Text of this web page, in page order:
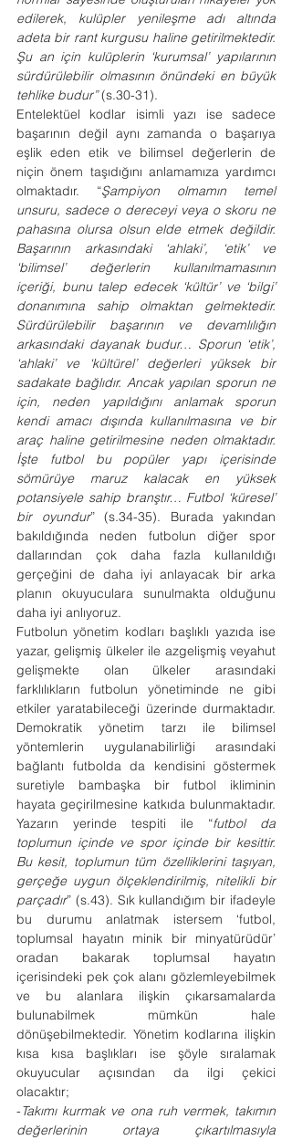
edilerek, kulüpler yenileşme adı altında
adeta bir rant kurgusu haline getirilmektedir.
Şu an için kulüplerin ‘kurumsal’ yapılarının
sürdürülebilir olmasının önündeki en büyük
tehlike budur” (s.30-31).
Entelektüel kodlar isimli yazı ise sadece
başarının değil aynı zamanda o başarıya
eşlik eden etik ve bilimsel değerlerin de
niçin önem taşıdığını anlamamıza yardımcı
olmaktadır. “Şampiyon olmamın temel
unsuru, sadece o dereceyi veya o skoru ne
pahasına olursa olsun elde etmek değildir.
Başarının arkasındaki ‘ahlaki’, ‘etik’ ve
‘bilimsel’ değerlerin kullanılmamasının
içeriği, bunu talep edecek ‘kültür’ ve ‘bilgi’
donanımına sahip olmaktan gelmektedir.
Sürdürülebilir başarının ve devamlılığın
arkasındaki dayanak budur… Sporun ‘etik’,
‘ahlaki’ ve ‘kültürel’ değerleri yüksek bir
sadakate bağlıdır. Ancak yapılan sporun ne
için, neden yapıldığını anlamak sporun
kendi amacı dışında kullanılmasına ve bir
araç haline getirilmesine neden olmaktadır.
İşte futbol bu popüler yapı içerisinde
sömürüye maruz kalacak en yüksek
potansiyele sahip branştır… Futbol ‘küresel’
bir oyundur” (s.34-35). Burada yakından
bakıldığında neden futbolun diğer spor
dallarından çok daha fazla kullanıldığı
gerçeğini de daha iyi anlayacak bir arka
planın okuyuculara sunulmakta olduğunu
daha iyi anlıyoruz.
Futbolun yönetim kodları başlıklı yazıda ise
yazar, gelişmiş ülkeler ile azgelişmiş veyahut
gelişmekte olan ülkeler arasındaki
farklılıkların futbolun yönetiminde ne gibi
etkiler yaratabileceği üzerinde durmaktadır.
Demokratik yönetim tarzı ile bilimsel
yöntemlerin uygulanabilirliği arasındaki
bağlantı futbolda da kendisini göstermek
suretiyle bambaşka bir futbol ikliminin
hayata geçirilmesine katkıda bulunmaktadır.
Yazarın yerinde tespiti ile “futbol da
toplumun içinde ve spor içinde bir kesittir.
Bu kesit, toplumun tüm özelliklerini taşıyan,
gerçeğe uygun ölçeklendirilmiş, nitelikli bir
parçadır” (s.43). Sık kullandığım bir ifadeyle
bu durumu anlatmak istersem ‘futbol,
toplumsal hayatın minik bir minyatürüdür’
oradan bakarak toplumsal hayatın
içerisindeki pek çok alanı gözlemleyebilmek
ve bu alanlara ilişkin çıkarsamalarda
bulunabilmek mümkün hale
dönüşebilmektedir. Yönetim kodlarına ilişkin
kısa kısa başlıkları ise şöyle sıralamak
okuyucular açısından da ilgi çekici
olacaktır;
-Takımı kurmak ve ona ruh vermek, takımın
değerlerinin ortaya çıkartılmasıyla